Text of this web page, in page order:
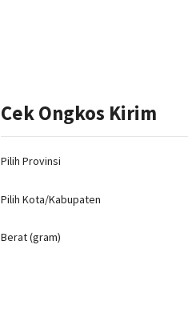
Cek Ongkos Kirim
Pilih Provinsi
Pilih Kota/Kabupaten
Berat (gram)